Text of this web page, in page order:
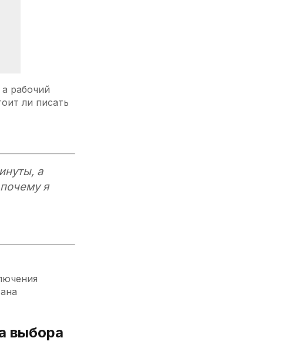
рабочий
ли писать
а
я
выбора